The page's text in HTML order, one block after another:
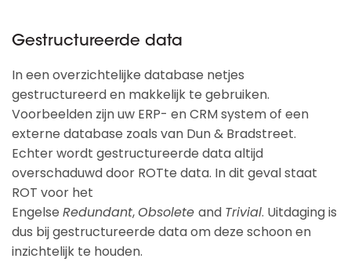
Gestructureerde data
In een overzichtelijke database netjes
gestructureerd en makkelijk te gebruiken.
Voorbeelden zijn uw ERP- en CRM system of een
externe database zoals van Dun & Bradstreet.
Echter wordt gestructureerde data altijd
overschaduwd door ROTte data. In dit geval staat
ROT voor het
Engelse Redundant,Obsolete and Trivial. Uitdaging is
dus bij gestructureerde data om deze schoon en
inzichtelijk te houden.